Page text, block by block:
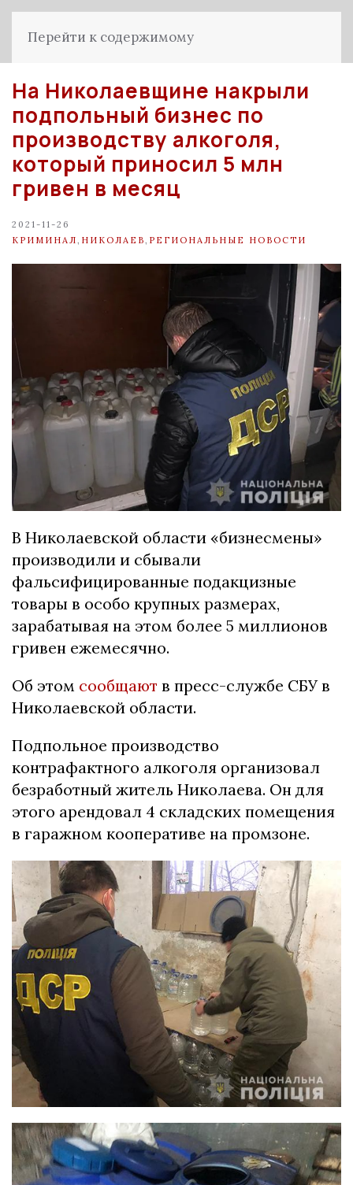
Перейти к содержимому
На Николаевщине накрыли
подпольный бизнес по
производству алкоголя,
который приносил 5 млн
гривен в месяц
2021-11-26
КРИМИНАЛ НИКОЛАЕВ РЕГИОНАЛЬНЫЕ НОВОСТИ
В Николаевской области «бизнесмены»
производили и сбывали
фальсифицированные подакцизные
товары в особо крупных размерах,
зарабатывая на этом более 5 миллионов
гривен ежемесячно.
Об этом сообщают в пресс-службе СБУ в
Николаевской области.
Подпольное производство
контрафактного алкоголя организовал
безработный житель Николаева. Он для
этого арендовал 4 складских помещения
в гаражном кооперативе на промзоне.